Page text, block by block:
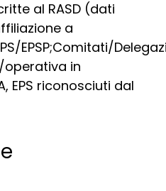
al RASD (dati
a
EPSP;Comitati/
in
EPS riconosciuti dal